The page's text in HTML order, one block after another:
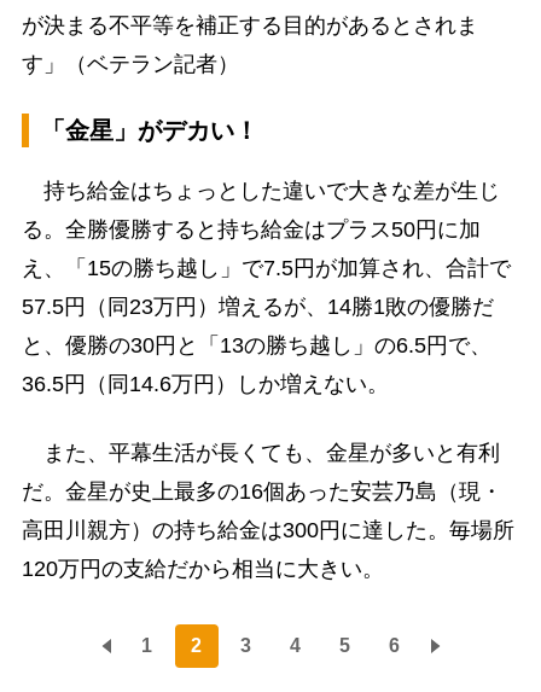
が決まる不平等を補正する目的があるとされま
す」（ベテラン記者）
「金星」がデカい！
持ち給金はちょっとした違いで大きな差が生じ
る。全勝優勝すると持ち給金はプラス50円に加
え、「15の勝ち越し」で7.5円が加算され、合計で
57.5円（同23万円）増えるが、14勝1敗の優勝だ
と、優勝の30円と「13の勝ち越し」の6.5円で、
36.5円（同14.6万円）しか増えない。
また、平幕生活が長くても、金星が多いと有利
だ。金星が史上最多の16個あった安芸乃島（現・
高田川親方）の持ち給金は300円に達した。毎場所
120万円の支給だから相当に大きい。
1 2 3 4 5 6